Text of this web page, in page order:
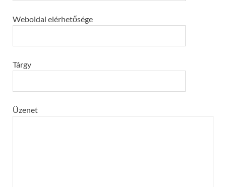
Weboldal elérhetősége
Tárgy
Üzenet